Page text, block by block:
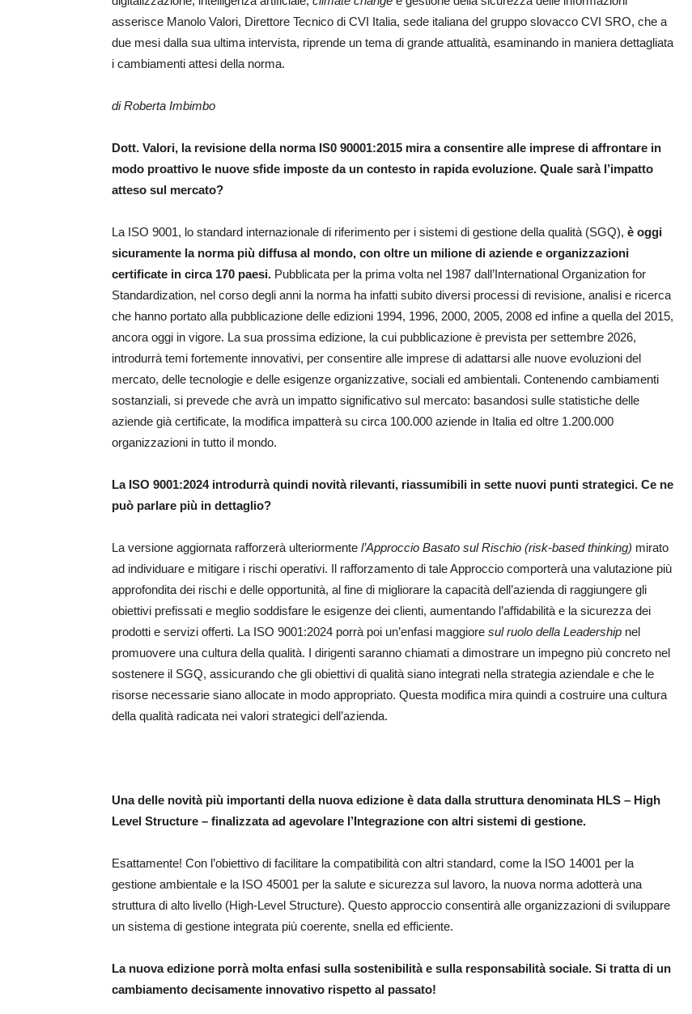
asserisce Manolo Valori, Direttore Tecnico di CVI Italia, sede italiana del gruppo slovacco CVI SRO, che a
due mesi dalla sua ultima intervista, riprende un tema di grande attualità, esaminando in maniera dettagliata
i cambiamenti attesi della norma.
di Roberta Imbimbo
Dott. Valori, la revisione della norma IS0 90001:2015 mira a consentire alle imprese di affrontare in
modo proattivo le nuove sfide imposte da un contesto in rapida evoluzione. Quale sarà l’impatto
atteso sul mercato?
La ISO 9001, lo standard internazionale di riferimento per i sistemi di gestione della qualità (SGQ), è oggi
sicuramente la norma più diffusa al mondo, con oltre un milione di aziende e organizzazioni
certificate in circa 170 paesi. Pubblicata per la prima volta nel 1987 dall’International Organization for
Standardization, nel corso degli anni la norma ha infatti subito diversi processi di revisione, analisi e ricerca
che hanno portato alla pubblicazione delle edizioni 1994, 1996, 2000, 2005, 2008 ed infine a quella del 2015,
ancora oggi in vigore. La sua prossima edizione, la cui pubblicazione è prevista per settembre 2026,
introdurrà temi fortemente innovativi, per consentire alle imprese di adattarsi alle nuove evoluzioni del
mercato, delle tecnologie e delle esigenze organizzative, sociali ed ambientali. Contenendo cambiamenti
sostanziali, si prevede che avrà un impatto significativo sul mercato: basandosi sulle statistiche delle
aziende già certificate, la modifica impatterà su circa 100.000 aziende in Italia ed oltre 1.200.000
organizzazioni in tutto il mondo.
La ISO 9001:2024 introdurrà quindi novità rilevanti, riassumibili in sette nuovi punti strategici. Ce ne
può parlare più in dettaglio?
La versione aggiornata rafforzerà ulteriormente l’Approccio Basato sul Rischio (risk-based thinking) mirato
ad individuare e mitigare i rischi operativi. Il rafforzamento di tale Approccio comporterà una valutazione più
approfondita dei rischi e delle opportunità, al fine di migliorare la capacità dell’azienda di raggiungere gli
obiettivi prefissati e meglio soddisfare le esigenze dei clienti, aumentando l’affidabilità e la sicurezza dei
prodotti e servizi offerti. La ISO 9001:2024 porrà poi un’enfasi maggiore sul ruolo della Leadership nel
promuovere una cultura della qualità. I dirigenti saranno chiamati a dimostrare un impegno più concreto nel
sostenere il SGQ, assicurando che gli obiettivi di qualità siano integrati nella strategia aziendale e che le
risorse necessarie siano allocate in modo appropriato. Questa modifica mira quindi a costruire una cultura
della qualità radicata nei valori strategici dell’azienda.
Una delle novità più importanti della nuova edizione è data dalla struttura denominata HLS – High
Level Structure – finalizzata ad agevolare l’Integrazione con altri sistemi di gestione.
Esattamente! Con l’obiettivo di facilitare la compatibilità con altri standard, come la ISO 14001 per la
gestione ambientale e la ISO 45001 per la salute e sicurezza sul lavoro, la nuova norma adotterà una
struttura di alto livello (High-Level Structure). Questo approccio consentirà alle organizzazioni di sviluppare
un sistema di gestione integrata più coerente, snella ed efficiente.
La nuova edizione porrà molta enfasi sulla sostenibilità e sulla responsabilità sociale. Si tratta di un
cambiamento decisamente innovativo rispetto al passato!